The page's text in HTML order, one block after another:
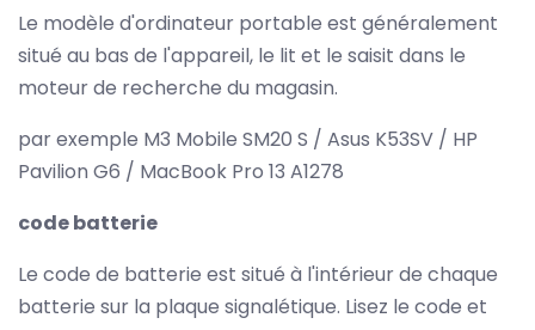
Le modèle d'ordinateur portable est généralement
situé au bas de l'appareil, le lit et le saisit dans le
moteur de recherche du magasin.
par exemple M3 Mobile SM20 S / Asus K53SV / HP
Pavilion G6 / MacBook Pro 13 A1278
code batterie
Le code de batterie est situé à l'intérieur de chaque
batterie sur la plaque signalétique. Lisez le code et